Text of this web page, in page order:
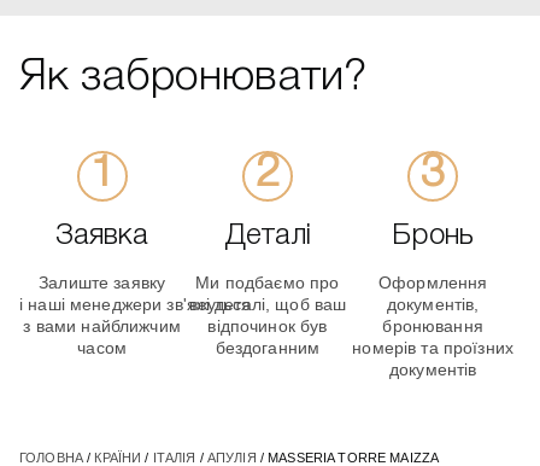
Як забронювати?
Заявка
Залиште заявку
і наші менеджери зв'яжуться
з вами найближчим
часом
Деталі
Ми подбаємо про
всі деталі, щоб ваш
відпочинок був
бездоганним
Бронь
Оформлення
документів,
бронювання
номерів та проїзних
документів
ГОЛОВНА/ КРАЇНИ / ІТАЛІЯ / АПУЛІЯ / MASSERIA TORRE MAIZZA